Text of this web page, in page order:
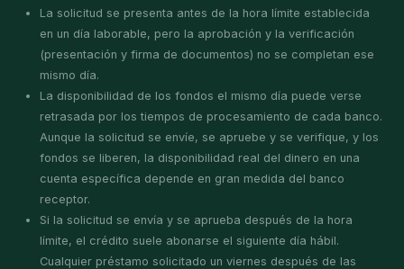
La solicitud se presenta antes de la hora límite establecida
en un día laborable, pero la aprobación y la verificación
(presentación y firma de documentos) no se completan ese
mismo día.
La disponibilidad de los fondos el mismo día puede verse
retrasada por los tiempos de procesamiento de cada banco.
Aunque la solicitud se envíe, se apruebe y se verifique, y los
fondos se liberen, la disponibilidad real del dinero en una
cuenta específica depende en gran medida del banco
receptor.
Si la solicitud se envía y se aprueba después de la hora
límite, el crédito suele abonarse el siguiente día hábil.
Cualquier préstamo solicitado un viernes después de las